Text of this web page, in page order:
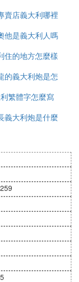
寫
賣店義大利哪裡
有
他是義大利人嗎
法語怎麼說
住的地方怎麼樣
的義大利炮是怎
麼發射
繁體字怎麼寫
義大利炮是什麼